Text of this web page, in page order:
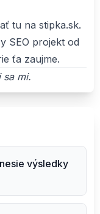
tu na stipka.sk.
SEO projekt od
ťa zaujme.
sa mi.
výsledky